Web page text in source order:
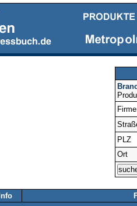
PLZ
Ort
Info